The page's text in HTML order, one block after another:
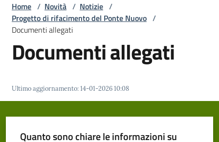
Amministrazione
Novità
Pieve
Home / Novità / Notizie /
Progetto di rifacimento del Ponte Nuovo /
Documenti allegati
Documenti allegati
Ultimo aggiornamento:14-01-2026 10:08
Quanto sono chiare le informazioni su